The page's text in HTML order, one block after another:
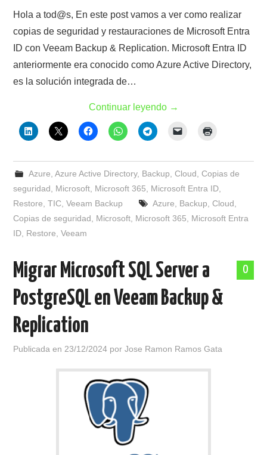
Hola a tod@s, En este post vamos a ver como realizar
copias de seguridad y restauraciones de Microsoft Entra
ID con Veeam Backup & Replication. Microsoft Entra ID
anteriormente era conocido como Azure Active Directory,
es la solución integrada de…
Continuar leyendo →
Azure Azure Active Directory, Backup Cloud Copias de
seguridad
Microsoft Microsoft 365 Microsoft Entra ID
Restore ,TIC ,Veeam Backup Azure Backup Cloud
Copias de seguridad
Microsoft Microsoft 365
Microsoft Entra
ID Restore ,Veeam
0
Migrar Microsoft SQL Server a
PostgreSQL en Veeam Backup &
Replication
Publicada en 23/12/2024 porJose Ramon Ramos Gata